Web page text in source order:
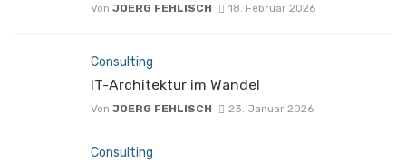
Von JOERG FEHLISCH 18. Februar 2026
Consulting
IT-Architektur im Wandel
Von JOERG FEHLISCH 23. Januar 2026
Consulting